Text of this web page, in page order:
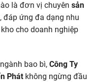
là đơn vị chuyên sản
, đáp ứng đa dạng nhu
cho doanh nghiệp
bao bì, Công Ty
Phát không ngừng đầu